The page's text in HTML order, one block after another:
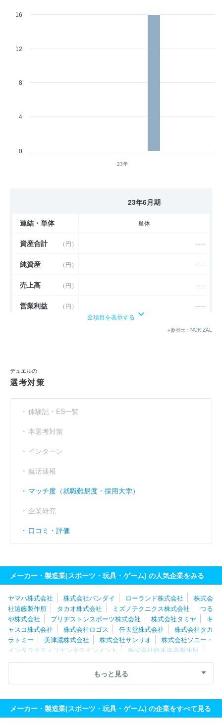
23年
0
4
8
12
16
23年6月期
連結・単体 単体
資産合計 （円） ----
純資産 （円） ----
売上高 （円） ----
営業利益 （円） ----
----
売上伸び率
営業利益率 （％）
経常利益率 （％）
全項目を表示する
※参照元：NOKIZAL
デュエルの
選考対策
体験記・ES一覧
本選考対策
インターン
就活速報
マッチ度（就職難易度・採用大学）
企業研究
口コミ・評価
メーカー・製造業(スポーツ・玩具・ゲーム) の人気企業をみる
ヤマハ株式会社 株式会社バンダイ ローランド株式会社
株式会
社遠藤製作所
タカオ株式会社 ミズノテクニクス株式会社
つる
や株式会社
ブリヂストンスポーツ株式会社 株式会社タミヤ
キ
ャスコ株式会社
株式会社ロゴス 任天堂株式会社
株式会社タカ
ラトミー
美津濃株式会社 株式会社サンリオ
株式会社ソニー・
インタラクティブエンタテインメント
株式会社鈴木楽器製作所
株式会社ナナミ
セノー株式会社 株式会社ハート
メガバス株
有限会社トータル・ケア・システム
株式会社都村製作所
社
グローブライド株式会社
もっと見る
メーカー・製造業(スポーツ・玩具・ゲーム) の企業をすべて見る